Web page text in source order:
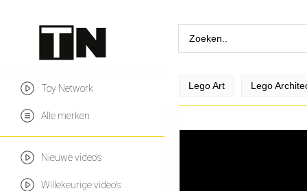
Toy Network
Alle merken
Nieuwe video's
Willekeurige video's
Lego Art Lego